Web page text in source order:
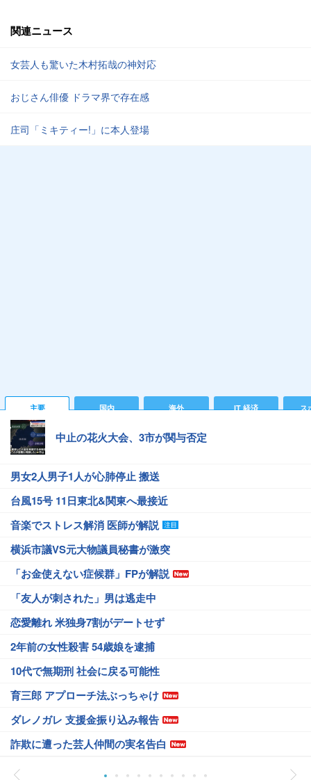
関連ニュース
女芸人も驚いた木村拓哉の神対応
おじさん俳優 ドラマ界で存在感
庄司「ミキティー!」に本人登場
主要 国内 海外 IT 経済 ス
中止の花火大会、3市が関与否定
男女2人男子1人が心肺停止 搬送
台風15号 11日東北&関東へ最接近
音楽でストレス解消 医師が解説
横浜市議VS元大物議員秘書が激突
「お金使えない症候群」FPが解説
「友人が刺された」男は逃走中
恋愛離れ 米独身7割がデートせず
2年前の女性殺害 54歳娘を逮捕
10代で無期刑 社会に戻る可能性
育三郎 アプローチ法ぶっちゃけ
ダレノガレ 支援金振り込み報告
詐欺に遭った芸人仲間の実名告白